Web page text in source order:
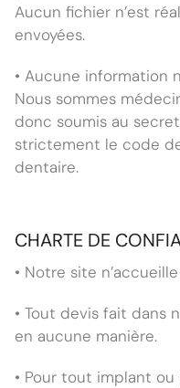
Aucun fichier n’est
envoyées.
• Aucune information
Nous sommes
donc soumis au
strictement le code
dentaire.
CHARTE DE
• Notre site
• Tout devis fait dans
en aucune manière.
• Pour tout implant